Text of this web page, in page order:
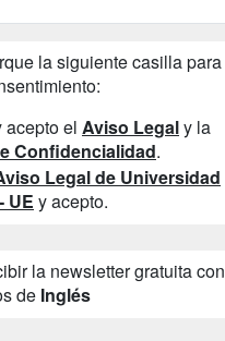
la siguiente casilla para
acepto el Aviso Legaly la
Confidencialidad.
Legal de Universidad
UE y acepto.
la newsletter gratuita con
de Inglés